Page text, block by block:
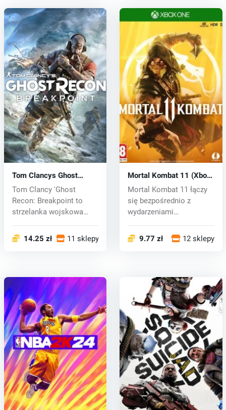
Tom Clancys Ghost
Recon Breakpoint (Xbox
One) key
Tom Clancy 'Ghost
Recon: Breakpoint to
strzelanka wojskowa
14.25 zł 11 sklepy
Mortal Kombat 11 (Xbox
One) key
Mortal Kombat 11 łączy
się bezpośrednio z
wydarzeniami
9.77 zł 12 sklepy